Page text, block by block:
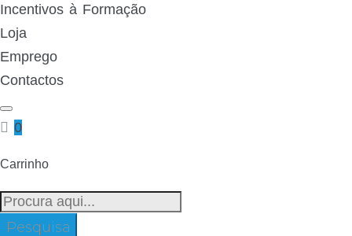
Incentivos à Formação
Loja
Emprego
Contactos
0
Carrinho
Pesquisa
para:
Pesquisa